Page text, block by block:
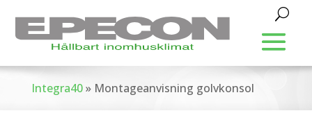
Integra40» Montageanvisning golvkonsol